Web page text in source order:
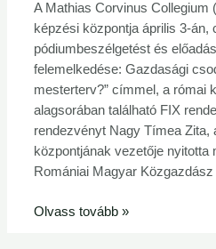
A Mathias Corvinus Collegium
képzési központja április 3-án,
pódiumbeszélgetést és
felemelkedése: Gazdasági
mesterterv?” címmel, a római
alagsorában található FIX
rendezvényt Nagy Tímea Zita,
központjának vezetője nyitotta
Romániai Magyar
Olvass tovább »